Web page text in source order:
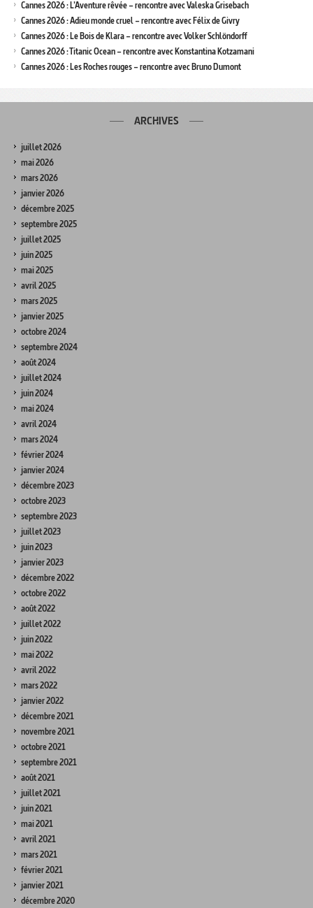
Cannes 2026 : L’Aventure rêvée – rencontre avec Valeska Grisebach
Cannes 2026 : Adieu monde cruel – rencontre avec Félix de Givry
Cannes 2026 : Le Bois de Klara – rencontre avec Volker Schlöndorff
Cannes 2026 : Titanic Ocean – rencontre avec Konstantina Kotzamani
Cannes 2026 : Les Roches rouges – rencontre avec Bruno Dumont
ARCHIVES
juillet 2026
mai 2026
mars 2026
janvier 2026
décembre 2025
septembre 2025
juillet 2025
juin 2025
mai 2025
avril 2025
mars 2025
janvier 2025
octobre 2024
septembre 2024
août 2024
juillet 2024
juin 2024
mai 2024
avril 2024
mars 2024
février 2024
janvier 2024
décembre 2023
octobre 2023
septembre 2023
juillet 2023
juin 2023
janvier 2023
décembre 2022
octobre 2022
août 2022
juillet 2022
juin 2022
mai 2022
avril 2022
mars 2022
janvier 2022
décembre 2021
novembre 2021
octobre 2021
septembre 2021
août 2021
juillet 2021
juin 2021
mai 2021
avril 2021
mars 2021
février 2021
janvier 2021
décembre 2020